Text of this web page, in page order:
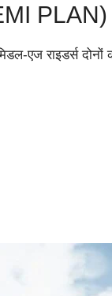
PLAN)
एज राइडर्स